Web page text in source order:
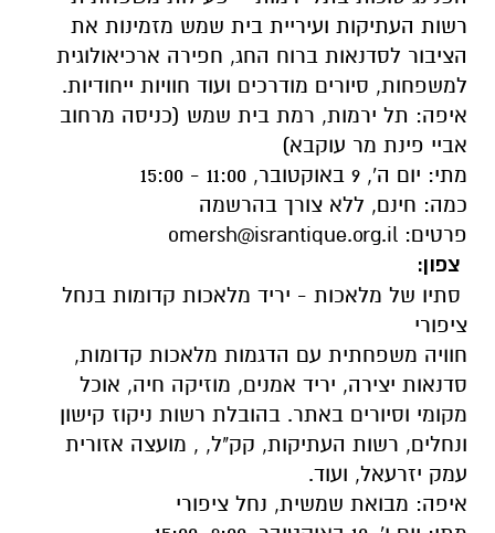
רשות העתיקות ועיריית בית שמש מזמינות את
הציבור לסדנאות ברוח החג, חפירה ארכיאולוגית
למשפחות, סיורים מודרכים ועוד חוויות ייחודיות.
איפה: תל ירמות, רמת בית שמש (כניסה מרחוב
אביי פינת מר עוקבא)
מתי: יום ה', 9 באוקטובר, 11:00 - 15:00
כמה: חינם, ללא צורך בהרשמה
פרטים: omersh@israntique.org.il
צפון:
סתיו של מלאכות - יריד מלאכות קדומות בנחל
ציפורי
חוויה משפחתית עם הדגמות מלאכות קדומות,
סדנאות יצירה, יריד אמנים, מוזיקה חיה, אוכל
מקומי וסיורים באתר. בהובלת רשות ניקוז קישון
ונחלים, רשות העתיקות, קק"ל, , מועצה אזורית
עמק יזרעאל, ועוד.
איפה: מבואת שמשית, נחל ציפורי